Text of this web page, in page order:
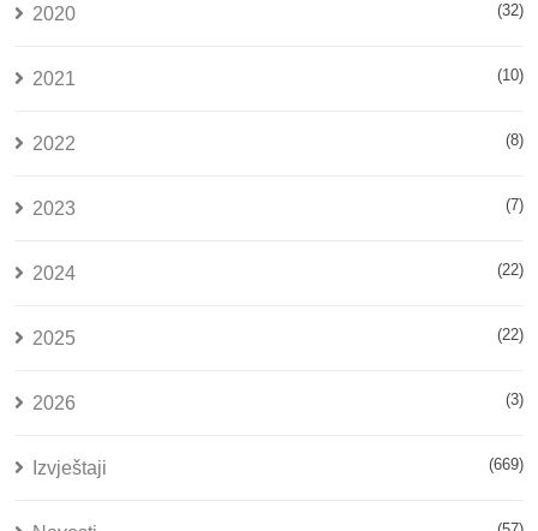
2020 (32)
2021 (10)
2022 (8)
2023 (7)
2024 (22)
2025 (22)
2026 (3)
Izvještaji (669)